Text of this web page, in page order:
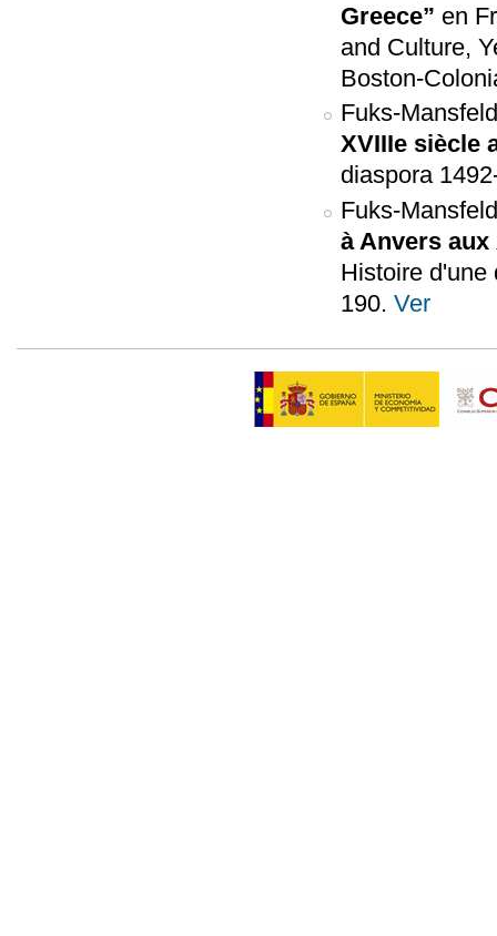
Greece” en
and Culture,
Boston-
Fuks-
XVIIIe siècle
diaspora
Fuks-
à Anvers aux
Histoire d'une
190. Ver